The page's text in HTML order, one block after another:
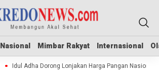
Nasional Mimbar Rakyat Internasional
Nasional Mimbar Rakyat Internasional
Idul Adha Dorong Lonjakan Harga Pangan Nasional